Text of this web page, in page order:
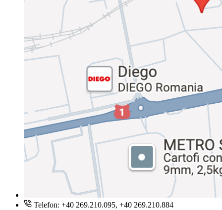
Telefon: +40 269.210.095, +40 269.210.884